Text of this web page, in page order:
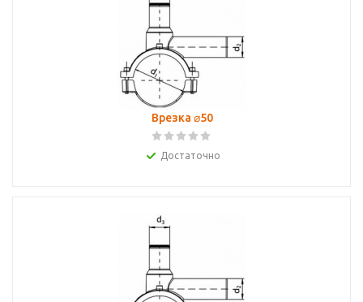
Врезка ⌀50
Достаточно